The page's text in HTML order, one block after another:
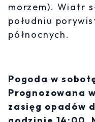
morzem). Wiatr
południu
północnych.
Pogoda w
Prognozowana
zasięg opadów